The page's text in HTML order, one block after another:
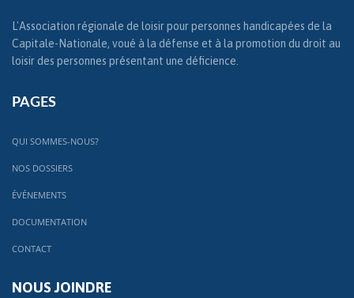
L'Association régionale de loisir pour personnes handicapées de la
Capitale-Nationale, voué à la défense et à la promotion du droit au
loisir des personnes présentant une déficience.
PAGES
QUI SOMMES-NOUS?
NOS DOSSIERS
ÉVÉNEMENTS
DOCUMENTATION
CONTACT
NOUS JOINDRE